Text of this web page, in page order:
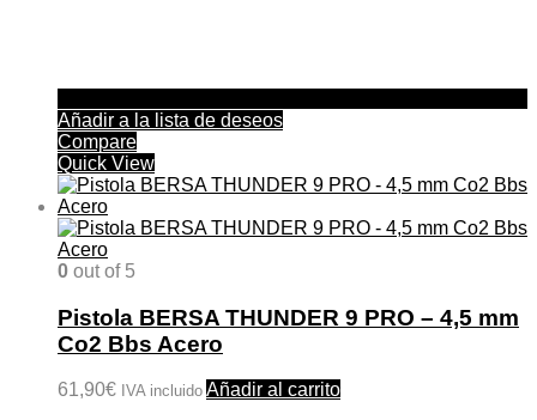
Añadir a la lista de deseos
Compare
Quick View
0 out of 5
Pistola BERSA THUNDER 9 PRO – 4,5 mm
Co2 Bbs Acero
61,90€ IVA incluido Añadir al carrito